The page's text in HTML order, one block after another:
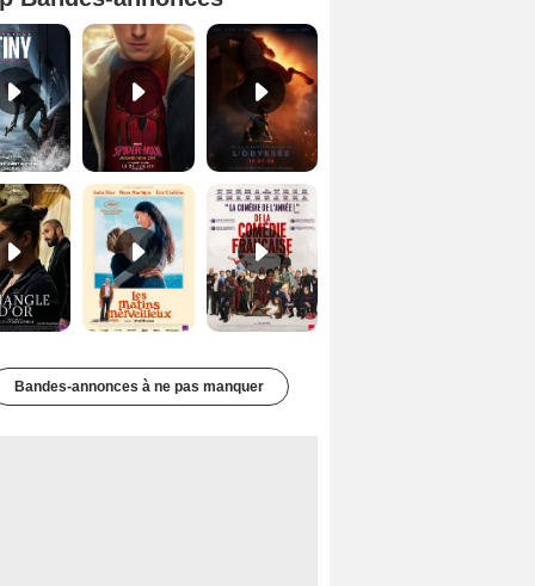
Mutiny Bande-annonce VO STFR Spider-Man: Brand New Day Bande-annonce VO STFR
Le Triangle d'or Bande-annonce VF De la Comédie-Française Teaser VF
Bandes-annonces à ne pas manquer